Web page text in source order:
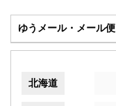
ゆうメール・メール便
北海道